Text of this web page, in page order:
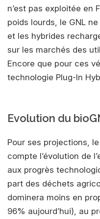
n’est pas exploitée en
poids lourds, le GNL
et les hybrides
sur les marchés des
Encore que pour ces
technologie Plug-In
Evolution du
Pour ses projections,
compte l’évolution de
aux progrès
part des déchets
dominera moins en
96% aujourd’hui), au